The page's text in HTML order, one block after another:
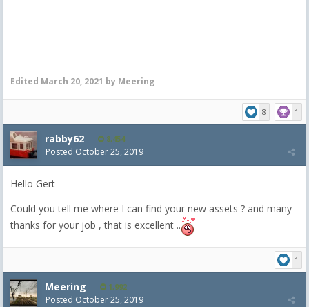
Edited March 20, 2021 by Meering
8 1
rabby62 8,454
Posted October 25, 2019
Hello Gert
Could you tell me where I can find your new assets ? and many
thanks for your job , that is excellent ..
1
Meering 1,992
Posted October 25, 2019